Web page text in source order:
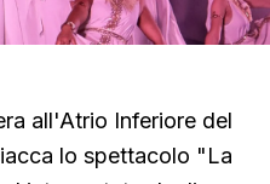
all'Atrio Inferiore del
lo spettacolo "La